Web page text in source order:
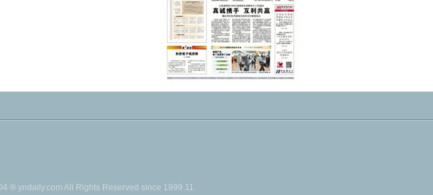
® yndaily.com All Rights Reserved since 1999.11